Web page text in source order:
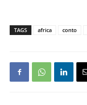
TAGS africa conto